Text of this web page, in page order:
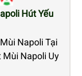
Hút Yếu
Napoli Tại
Mùi Napoli Uy